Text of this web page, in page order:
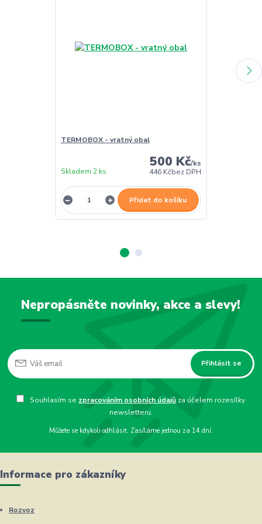
TERMOBOX - vratný obal
500 Kč/ks
446 Kčbez DPH
Skladem 2 ks
Přidat do košíku
Nepropásněte novinky, akce a slevy!
Přihlásit se
Souhlasím se zpracováním osobních údajů za účelem rozesílky
newsletteru.
Můžete se kdykoli odhlásit. Zasíláme jednou za 14 dní.
Informace pro zákazníky
Rozvoz